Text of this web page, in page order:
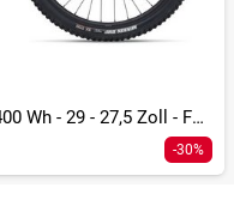
Trance X Advanced E+ Elite 2 V1 - 400 Wh - 29 - 27,5 Zoll - Fully
-30%